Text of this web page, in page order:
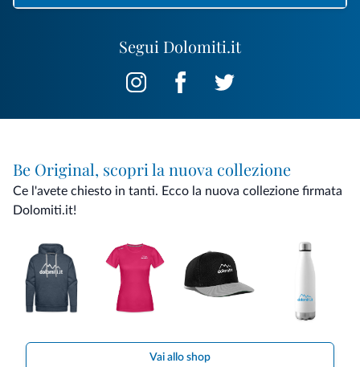
Segui Dolomiti.it
Be Original, scopri la nuova collezione
Ce l'avete chiesto in tanti. Ecco la nuova collezione firmata
Dolomiti.it!
Vai allo shop